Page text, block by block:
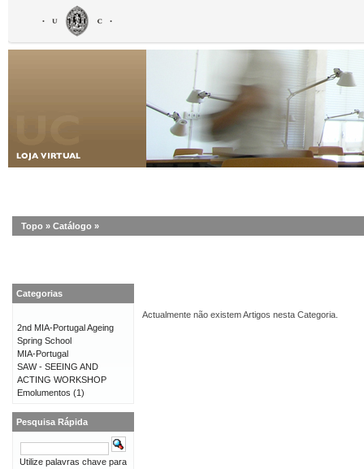
Topo » Catálogo »
Actualmente não existem Artigos nesta Categoria.
Categorias
2nd MIA-Portugal Ageing
Spring School
MIA-Portugal
SAW - SEEING AND
ACTING WORKSHOP
Emolumentos (1)
Pesquisa Rápida
Utilize palavras chave para